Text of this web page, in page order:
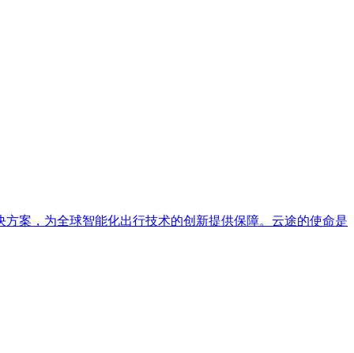
案，为全球智能化出行技术的创新提供保障。云途的使命是